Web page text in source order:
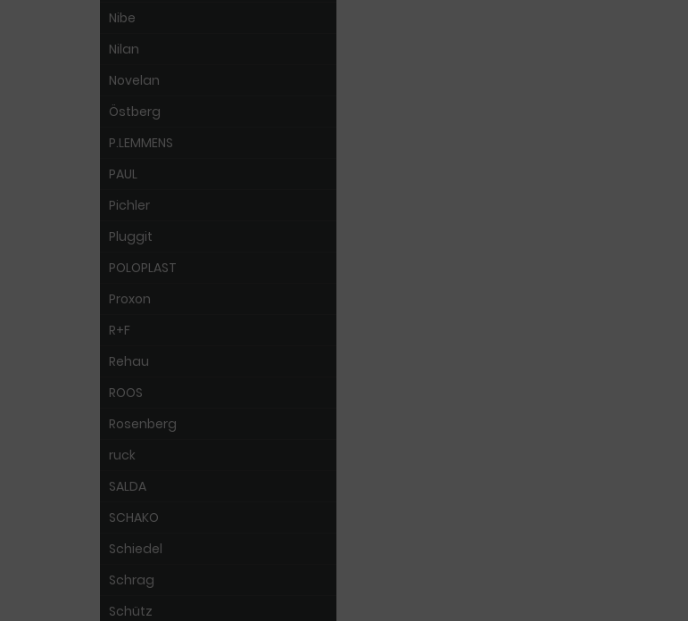
Nibe
Nilan
Novelan
Östberg
P.LEMMENS
PAUL
Pichler
Pluggit
POLOPLAST
Proxon
R+F
Rehau
ROOS
Rosenberg
ruck
SALDA
SCHAKO
Schiedel
Schrag
Schütz